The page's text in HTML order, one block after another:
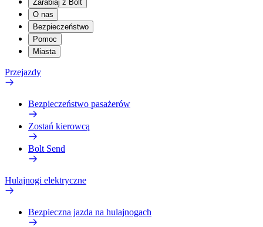
Zarabiaj z Bolt
O nas
Bezpieczeństwo
Pomoc
Miasta
Przejazdy
Bezpieczeństwo pasażerów
Zostań kierowcą
Bolt Send
Hulajnogi elektryczne
Bezpieczna jazda na hulajnogach